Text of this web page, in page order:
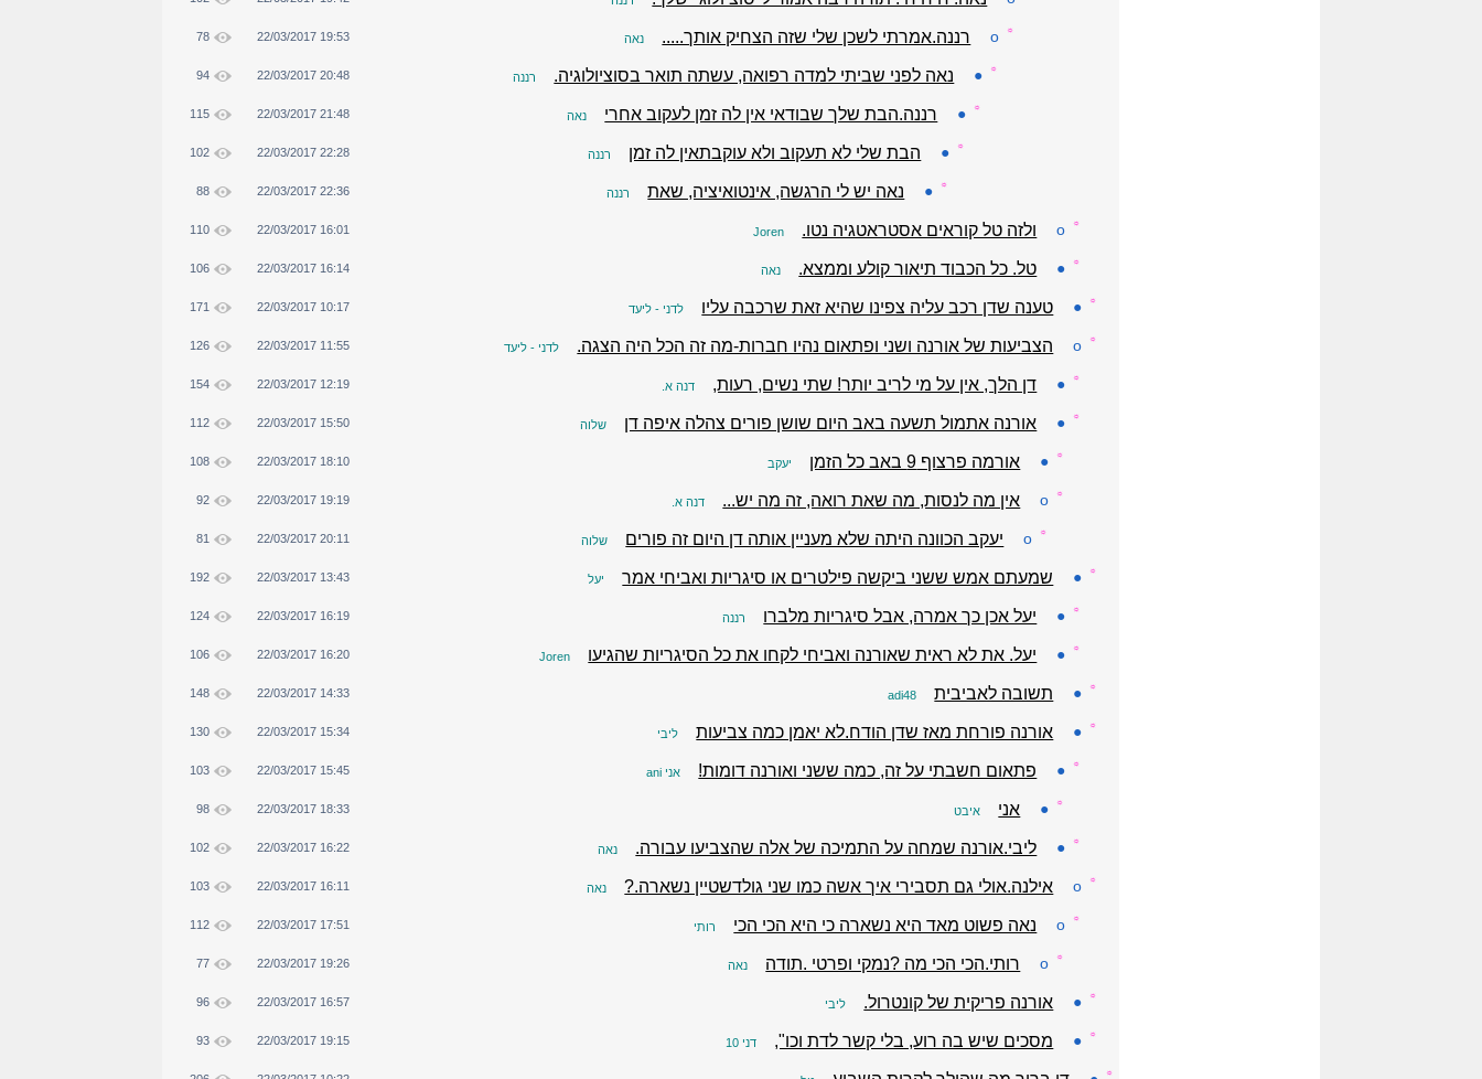
☼
o רננה.אמרתי לשכן שלי שזה הצחיק אותך..... נאה 22/03/2017 19:53
78
☼
● נאה לפני שביתי למדה רפואה, עשתה תואר בסוציולוגיה. רננה 22/03/2017 20:48
94
☼
● רננה.הבת שלך שבודאי אין לה זמן לעקוב אחרי נאה 22/03/2017 21:48
115
☼
● הבת שלי לא תעקוב ולא עוקבתאין לה זמן רננה 22/03/2017 22:28
102
☼
● נאה יש לי הרגשה, אינטואיציה, שאת רננה 22/03/2017 22:36
88
☼
o ולזה טל קוראים אסטראטגיה נטו. Joren
22/03/2017 16:01
110
☼
● טל. כל הכבוד תיאור קולע וממצא. נאה 22/03/2017 16:14
106
☼
● טענה שדן רכב עליה צפינו שהיא זאת שרכבה עליו לדני - ליעד 22/03/2017 10:17
171
☼
o הצביעות של אורנה ושני ופתאום נהיו חברות-מה זה הכל היה הצגה. לדני - ליעד 22/03/2017 11:55
126
☼
● דן הלך, אין על מי לריב יותר! שתי נשים, רעות, דנה א. 22/03/2017 12:19
154
☼
● אורנה אתמול תשעה באב היום שושן פורים צהלה איפה דן שלוה 22/03/2017 15:50
112
☼
● אורמה פרצוף 9 באב כל הזמן יעקב 22/03/2017 18:10
108
☼
o אין מה לנסות, מה שאת רואה, זה מה יש... דנה א. 22/03/2017 19:19
92
☼
o יעקב הכוונה היתה שלא מעניין אותה דן היום זה פורים שלוה 22/03/2017 20:11
81
☼
● שמעתם אמש ששני ביקשה פילטרים או סיגריות ואביחי אמר יעל 22/03/2017 13:43
192
☼
● יעל אכן כך אמרה, אבל סיגריות מלברו רננה 22/03/2017 16:19
124
☼
● יעל. את לא ראית שאורנה ואביחי לקחו את כל הסיגריות שהגיעו Joren
22/03/2017 16:20
106
☼
● תשובה לאביבית adi48
22/03/2017 14:33
148
☼
● אורנה פורחת מאז שדן הודח.לא יאמן כמה צביעות ליבי 22/03/2017 15:34
130
☼
● פתאום חשבתי על זה, כמה ששני ואורנה דומות! אני ani 22/03/2017 15:45
103
☼
● אני איבט 22/03/2017 18:33
98
☼
● ליבי.אורנה שמחה על התמיכה של אלה שהצביעו עבורה. נאה 22/03/2017 16:22
102
☼
o אילנה.אולי גם תסבירי איך אשה כמו שני גולדשטיין נשארה.? נאה 22/03/2017 16:11
103
☼
o נאה פשוט מאד היא נשארה כי היא הכי הכי רותי 22/03/2017 17:51
112
☼
o רותי.הכי הכי מה ?נמקי ופרטי .תודה נאה 22/03/2017 19:26
77
☼
● אורנה פריקית של קונטרול. ליבי 22/03/2017 16:57
96
☼
● מסכים שיש בה רוע, בלי קשר לדת וכו", דני 10 22/03/2017 19:15
93
☼